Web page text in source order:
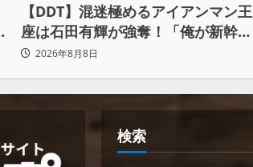
【DDT】混迷極めるアイアンマン王
座は石田有輝が強奪！「俺が新幹線
の切符を手に入れるからな！逃げ切
2026年8月8日
検索